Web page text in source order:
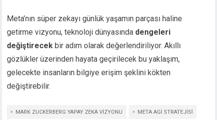
Meta’nın süper zekayı günlük yaşamın parçası haline
getirme vizyonu, teknoloji dünyasında dengeleri
değiştirecek bir adım olarak değerlendiriliyor. Akıllı
gözlükler üzerinden hayata geçirilecek bu yaklaşım,
gelecekte insanların bilgiye erişim şeklini kökten
değiştirebilir.
MARK ZUCKERBERG YAPAY ZEKA VIZYONU META AGI STRATEJISI